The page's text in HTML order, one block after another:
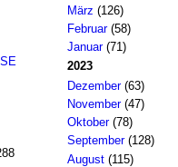
März (126)
Februar(58)
Januar(71)
2023
Dezember(63)
November(47)
Oktober(78)
September(128)
August(115)